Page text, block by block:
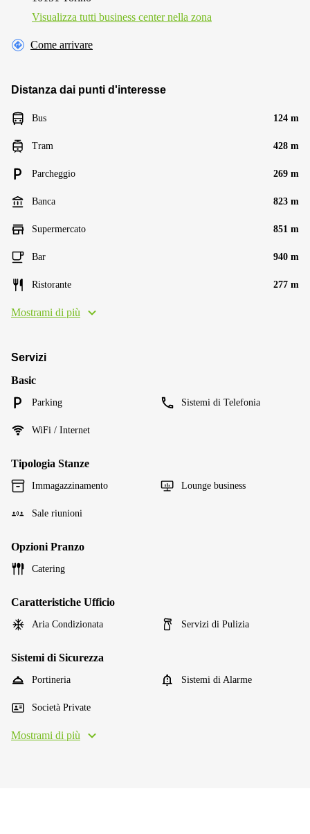
Visualizza tutti business center nella zona
Come arrivare
Distanza dai punti d'interesse
Bus 124 m
Tram 428 m
Parcheggio 269 m
Banca 823 m
Supermercato 851 m
Bar 940 m
Ristorante 277 m
Mostrami di più
Servizi
Basic
Parking Sistemi di Telefonia
WiFi / Internet
Tipologia Stanze
Immagazzinamento Lounge business
Sale riunioni
Opzioni Pranzo
Catering
Caratteristiche Ufficio
Aria Condizionata Servizi di Pulizia
Sistemi di Sicurezza
Portineria Sistemi di Alarme
Società Private
Mostrami di più